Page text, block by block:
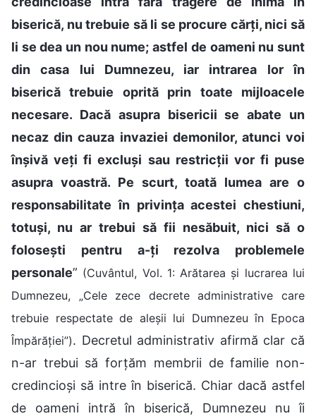
biserică, nu trebuie să li se procure cărți, nici să
li se dea un nou nume; astfel de oameni nu sunt
din casa lui Dumnezeu, iar intrarea lor în
biserică trebuie oprită prin toate mijloacele
necesare. Dacă asupra bisericii se abate un
necaz din cauza invaziei demonilor, atunci voi
înșivă veți fi excluși sau restricții vor fi puse
asupra voastră. Pe scurt, toată lumea are o
responsabilitate în privința acestei chestiuni,
totuși, nu ar trebui să fii nesăbuit, nici să o
folosești pentru a-ți rezolva problemele
personale” (Cuvântul, Vol. 1: Arătarea și lucrarea lui
Dumnezeu, „Cele zece decrete administrative care
trebuie respectate de aleșii lui Dumnezeu în Epoca
Împărăției”). Decretul administrativ afirmă clar că
n-ar trebui să forțăm membrii de familie non-
credincioși să intre în biserică. Chiar dacă astfel
de oameni intră în biserică, Dumnezeu nu îi